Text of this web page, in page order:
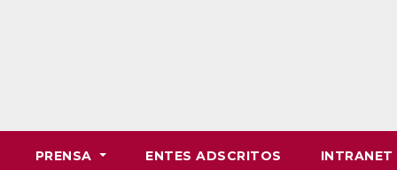
PRENSA ENTES ADSCRITOS INTRANET